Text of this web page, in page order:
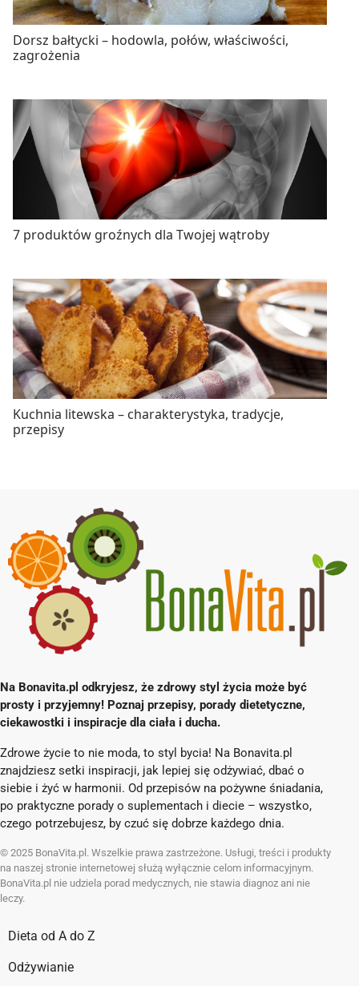
Dorsz bałtycki – hodowla, połów, właściwości,
zagrożenia
7 produktów groźnych dla Twojej wątroby
Kuchnia litewska – charakterystyka, tradycje,
przepisy
Na Bonavita.pl odkryjesz, że zdrowy styl życia może być
prosty i przyjemny! Poznaj przepisy, porady dietetyczne,
ciekawostki i inspiracje dla ciała i ducha.
Zdrowe życie to nie moda, to styl bycia! Na Bonavita.pl
znajdziesz setki inspiracji, jak lepiej się odżywiać, dbać o
siebie i żyć w harmonii. Od przepisów na pożywne śniadania,
po praktyczne porady o suplementach i diecie – wszystko,
czego potrzebujesz, by czuć się dobrze każdego dnia.
© 2025 BonaVita.pl. Wszelkie prawa zastrzeżone. Usługi, treści i produkty
na naszej stronie internetowej służą wyłącznie celom informacyjnym.
BonaVita.pl nie udziela porad medycznych, nie stawia diagnoz ani nie
leczy.
Dieta od A do Z
Odżywianie